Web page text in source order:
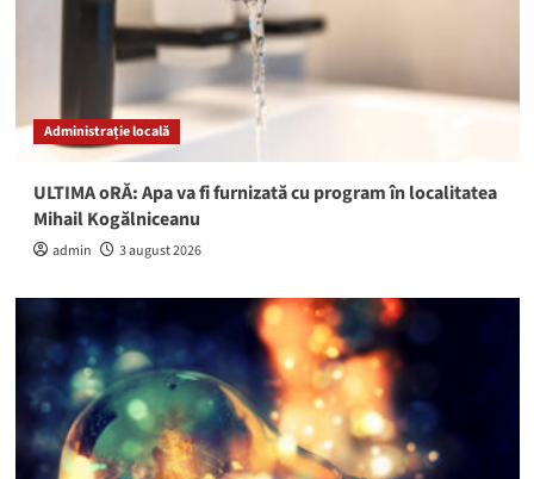
Administrație locală
ULTIMA oRĂ: Apa va fi furnizată cu program în localitatea
Mihail Kogălniceanu
admin 3 august 2026